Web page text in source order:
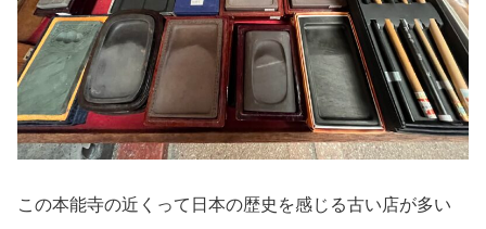
この本能寺の近くって日本の歴史を感じる古い店が多い